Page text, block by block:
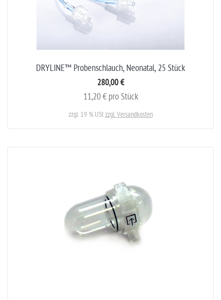
DRYLINE™ Probenschlauch, Neonatal, 25 Stück
280,00 €
11,20 € pro Stück
zzgl. 19 % UStzzgl. Versandkosten